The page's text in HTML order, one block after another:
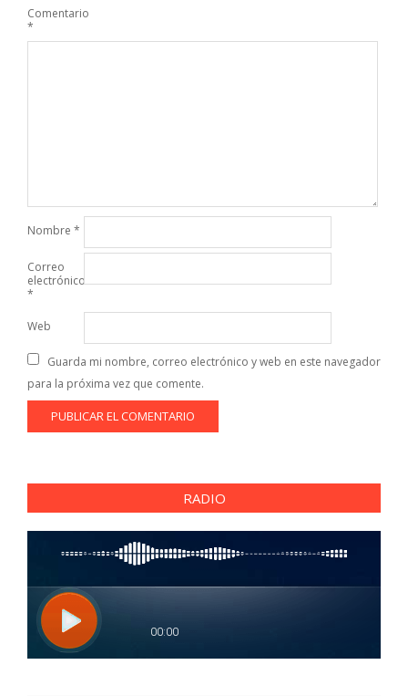
Comentario
*
Nombre *
Correo
electrónico
*
Web
Guarda mi nombre, correo electrónico y web en este navegador
para la próxima vez que comente.
RADIO